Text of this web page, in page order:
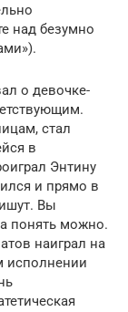
над безумно
о девочке-
стал
в
Энтину
и прямо в
Вы
понять можно.
наиграл на
исполнении